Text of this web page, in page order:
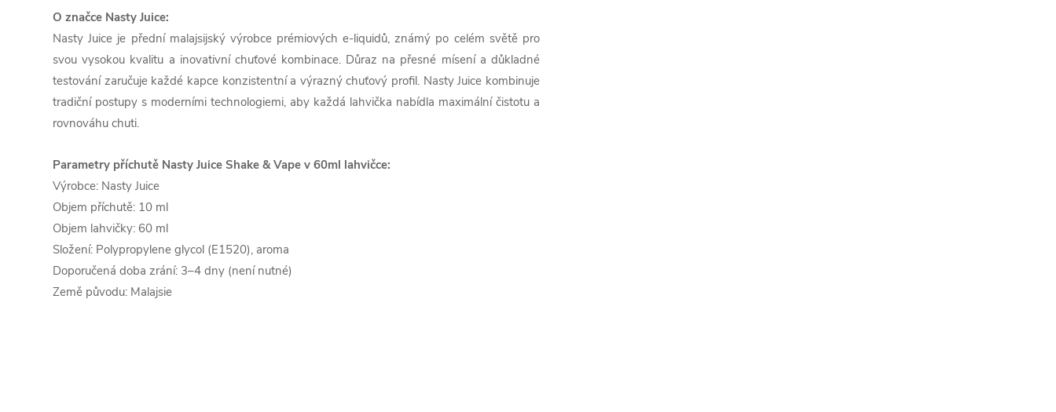
O značce Nasty Juice:
Nasty Juice je přední malajsijský výrobce prémiových e-liquidů, známý po celém světě pro
svou vysokou kvalitu a inovativní chuťové kombinace. Důraz na přesné mísení a důkladné
testování zaručuje každé kapce konzistentní a výrazný chuťový profil. Nasty Juice kombinuje
tradiční postupy s moderními technologiemi, aby každá lahvička nabídla maximální čistotu a
rovnováhu chuti.
Parametry příchutě Nasty Juice Shake & Vape v 60ml lahvičce:
Výrobce: Nasty Juice
Objem příchutě: 10 ml
Objem lahvičky: 60 ml
Složení: Polypropylene glycol (E1520), aroma
Doporučená doba zrání: 3–4 dny (není nutné)
Země původu: Malajsie